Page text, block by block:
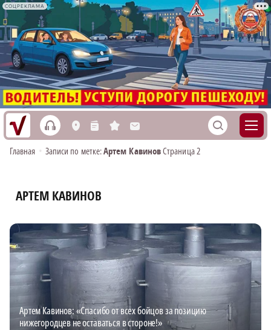
СОЦРЕКЛАМА
h L n s M S
Главная • Записи по метке:Артем КавиновСтраница 2
АРТЕМ КАВИНОВ
Артем Кавинов: «Спасибо от всех бойцов за позицию
нижегородцев не оставаться в стороне!»